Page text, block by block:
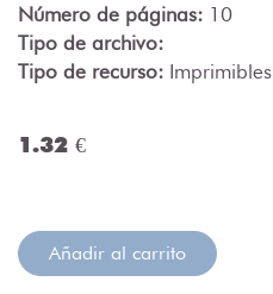
Número de páginas: 10
Tipo de archivo:
Tipo de recurso: Imprimibles
1.32 €
Añadir al carrito